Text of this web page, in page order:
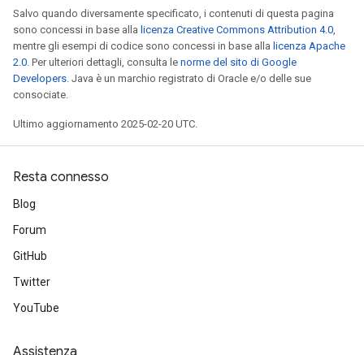
Salvo quando diversamente specificato, i contenuti di questa pagina
sono concessi in base alla licenza Creative Commons Attribution 4.0,
mentre gli esempi di codice sono concessi in base alla licenza Apache
2.0. Per ulteriori dettagli, consulta le norme del sito di Google
Developers. Java è un marchio registrato di Oracle e/o delle sue
consociate.
Ultimo aggiornamento 2025-02-20 UTC.
Resta connesso
Blog
Forum
GitHub
Twitter
YouTube
Assistenza